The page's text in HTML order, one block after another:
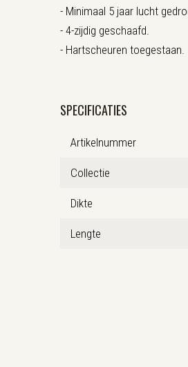
- Minimaal 5 jaar lucht
- 4-zijdig geschaafd.
- Hartscheuren toegestaan.
SPECIFICATIES
Artikelnummer
Collectie
Dikte
Lengte